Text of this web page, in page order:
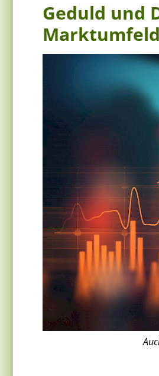
Geduld und